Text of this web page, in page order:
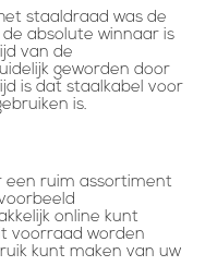
staaldraad was de
absolute winnaar is
van de
geworden door
is dat staalkabel voor
is.
een ruim assortiment
online kunt
voorraad worden
kunt maken van uw